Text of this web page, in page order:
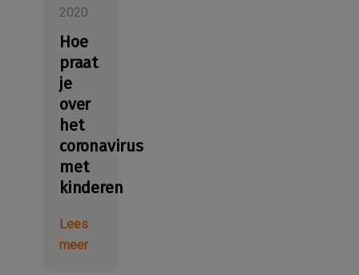
2020
Hoe
praat
je
over
het
coronavirus
met
kinderen
Lees
meer